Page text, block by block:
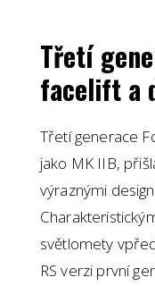
Třetí
facelift a
Třetí generace
jako MK IIB,
výraznými
světlomety
RS verzi první